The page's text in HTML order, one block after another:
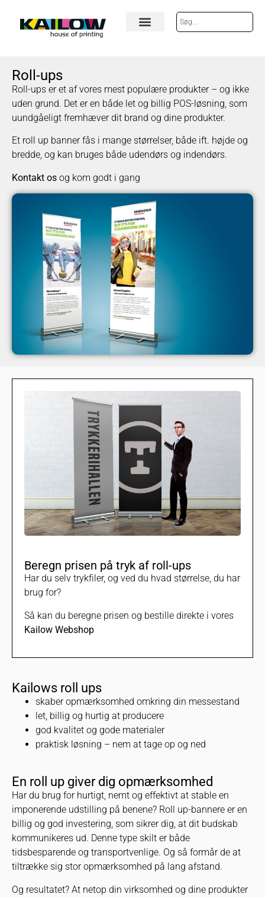
Roll-ups
Roll-ups er et af vores mest populære produkter – og ikke
uden grund. Det er en både let og billig POS-løsning, som
uundgåeligt fremhæver dit brand og dine produkter.
Et roll up banner fås i mange størrelser, både ift. højde og
bredde, og kan bruges både udendørs og indendørs.
Kontakt os og kom godt i gang
Beregn prisen på tryk af roll-ups
Har du selv trykfiler, og ved du hvad størrelse, du har
brug for?
Så kan du beregne prisen og bestille direkte i vores
Kailow Webshop
Kailows roll ups
skaber opmærksomhed omkring din messestand
let, billig og hurtig at producere
god kvalitet og gode materialer
praktisk løsning – nem at tage op og ned
En roll up giver dig opmærksomhed
Har du brug for hurtigt, nemt og effektivt at stable en
imponerende udstilling på benene? Roll up-bannere er en
billig og god investering, som sikrer dig, at dit budskab
kommunikeres ud. Denne type skilt er både
tidsbesparende og transportvenlige. Og så formår de at
tiltrække sig stor opmærksomhed på lang afstand.
Og resultatet? At netop din virksomhed og dine produkter